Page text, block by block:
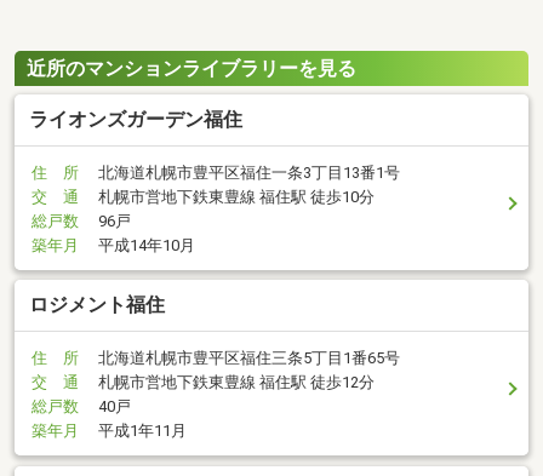
近所のマンションライブラリーを見る
ライオンズガーデン福住
住 所
北海道札幌市豊平区福住一条3丁目13番1号
交 通
札幌市営地下鉄東豊線 福住駅 徒歩10分
総戸数
96戸
築年月
平成14年10月
ロジメント福住
住 所
北海道札幌市豊平区福住三条5丁目1番65号
交 通
札幌市営地下鉄東豊線 福住駅 徒歩12分
総戸数
40戸
築年月
平成1年11月